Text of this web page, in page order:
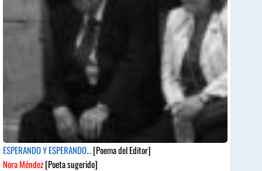
ESPERANDO Y ESPERANDO…[Poema del Editor]
Nora Méndez[Poeta sugerido]